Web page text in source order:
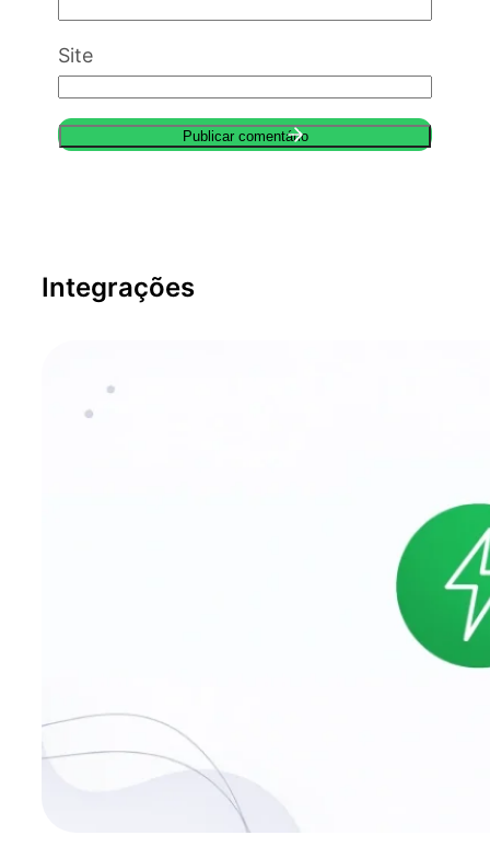
Site
Integrações